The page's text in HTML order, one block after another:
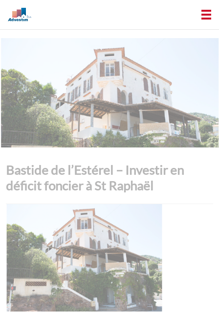
Bastide de l’Estérel – Investir en
déficit foncier à St Raphaël